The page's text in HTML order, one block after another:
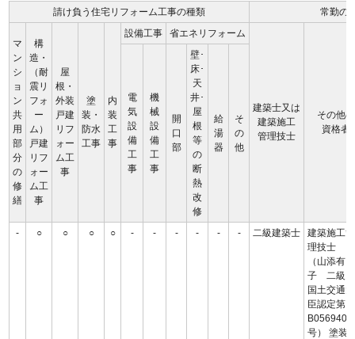
請け負う住宅リフォーム工事の種類 常勤の
マ
ン
シ
ョ
ン
共
用
部
分
の
修
繕
構
造・
（耐
震リ
フォ
ー
ム）
戸建
リフ
ォー
ム工
事
屋
根・
外装
戸建
リフ
ォー
ム工
事
塗
装・
防水
工事
内
装
工
事
設備工事 省エネリフォーム
建築士又は
建築施工
管理技士
その他の
資格者
電
気
設
備
工
事
機
械
設
備
工
事
開
口
部
壁･
床･
天
井･
屋
根
等
の
断
熱
改
修
給
湯
器
そ
の
他
- ○ ○ ○ ○ - - - - - - 二級建築士
建築施工管
理技士
（山添有
子 二級
国土交通大
臣認定第
号） 塗装